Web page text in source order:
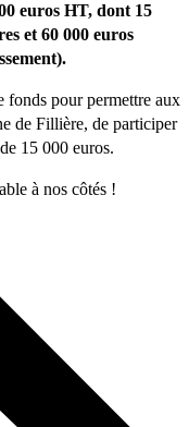
euros HT, dont 15
et 60 000 euros
fonds pour permettre aux
de Fillière, de participer
15 000 euros.
à nos côtés !